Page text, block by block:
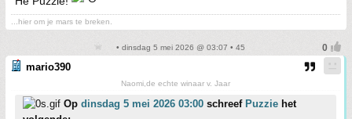
...hier om je mars te breken.
• dinsdag 5 mei 2026 @ 03:07 • 45
mario390
Naomi,de echte winaar v. Jaar
Op dinsdag 5 mei 2026 03:00 schreef Puzzie het